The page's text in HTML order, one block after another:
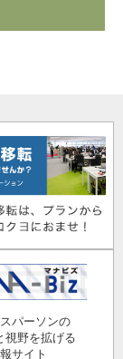
パーソンの
視野を拡げる
サイト